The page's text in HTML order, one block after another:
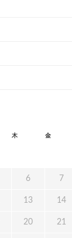
木 金
6 7
13 14
20 21